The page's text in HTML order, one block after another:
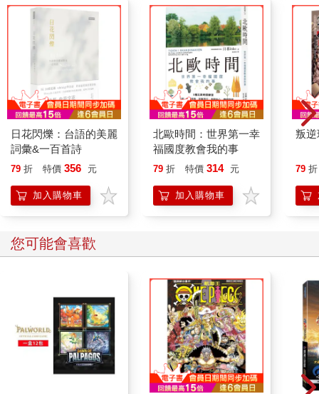
日花閃爍：台語的美麗
詞彙&一百首詩
79 折 特價 356 元
加入購物車
北歐時間：世界第一幸
福國度教會我的事
79 折 特價 314 元
加入購物車
叛逆
79 折
您可能會喜歡